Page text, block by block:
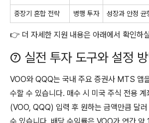
중장기 혼합 전략 병행 투자 성장과 안정 균
👉 더 자세한 지원 내용은 아래에서 확인하
⑦ 실전 투자 도구와 설정
VOO와 QQQ는 국내 주요 증권사 MTS 앱
수할 수 있습니다. 매수 시 미국 주식 전용 계
(VOO, QQQ) 입력 후 원하는 금액만큼 달